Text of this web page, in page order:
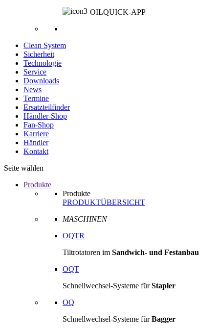
OILQUICK-APP
Clean System
Sicherheit
Technologie
Service
Downloads
News
Termine
Ersatzteilfinder
Händler-Shop
Fan-Shop
Karriere
Händler
Kontakt
Seite wählen
Produkte
Produkte
PRODUKTÜBERSICHT
MASCHINEN
OQTR
Tiltrotatoren im Sandwich- und Festanbau
OQT
Schnellwechsel-Systeme fürStapler
OQ
Schnellwechsel-Systeme fürBagger